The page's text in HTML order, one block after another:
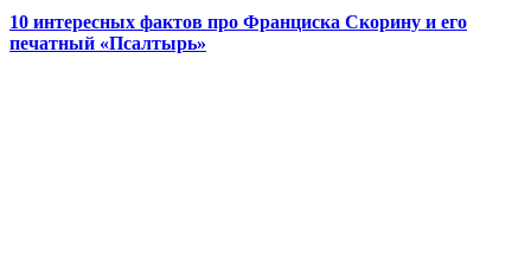
10 интересных фактов про Франциска Скорину и его
печатный «Псалтырь»